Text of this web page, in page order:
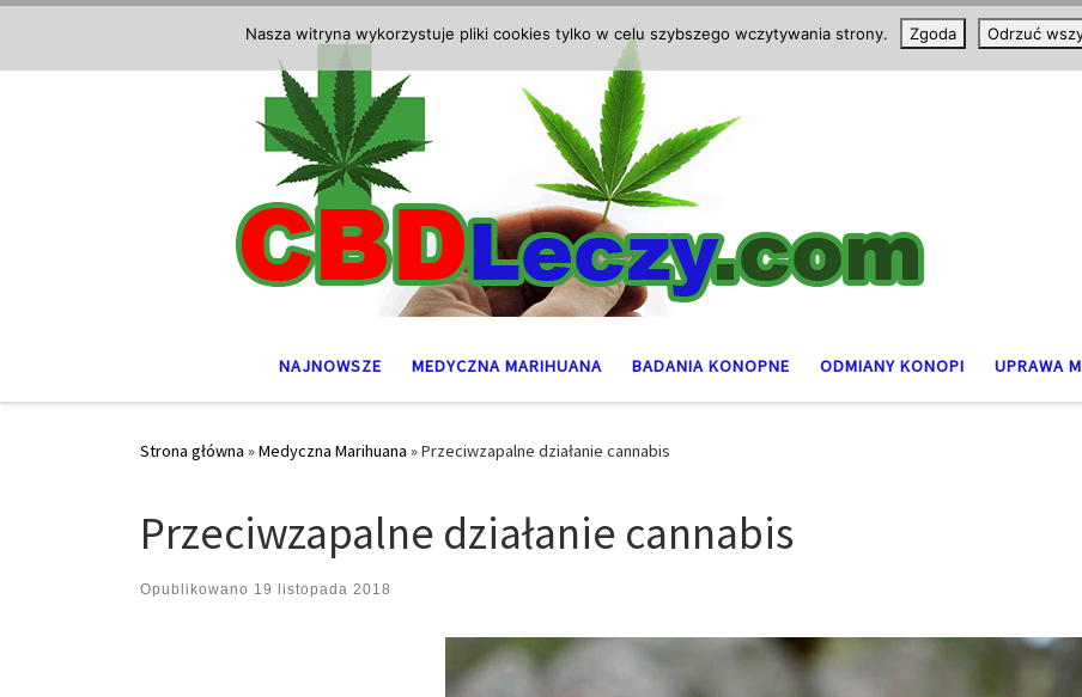
NAJNOWSZE MEDYCZNA MARIHUANA BADANIA KONOPNE ODMIANY KONOPI UPRAWA
Strona główna »Medyczna Marihuana »Przeciwzapalne działanie cannabis
Przeciwzapalne działanie cannabis
Opublikowano 19 listopada 2018
Nasza witryna wykorzystuje pliki cookies tylko w celu szybszego wczytywania strony. Zgoda Odrzuć